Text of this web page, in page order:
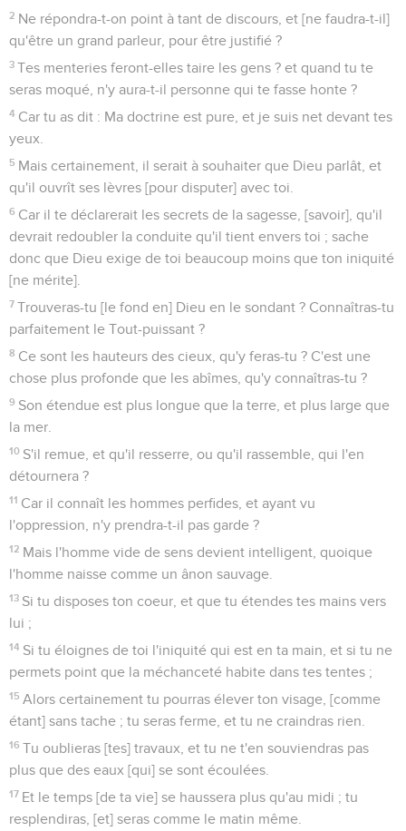
2 Ne répondra-t-on point à tant de discours, et [ne faudra-t-il]
qu'être un grand parleur, pour être justifié ?
3 Tes menteries feront-elles taire les gens ? et quand tu te
seras moqué, n'y aura-t-il personne qui te fasse honte ?
4 Car tu as dit : Ma doctrine est pure, et je suis net devant tes
yeux.
5 Mais certainement, il serait à souhaiter que Dieu parlât, et
qu'il ouvrît ses lèvres [pour disputer] avec toi.
6 Car il te déclarerait les secrets de la sagesse, [savoir], qu'il
devrait redoubler la conduite qu'il tient envers toi ; sache
donc que Dieu exige de toi beaucoup moins que ton iniquité
[ne mérite].
7 Trouveras-tu [le fond en] Dieu en le sondant ? Connaîtras-tu
parfaitement le Tout-puissant ?
8 Ce sont les hauteurs des cieux, qu'y feras-tu ? C'est une
chose plus profonde que les abîmes, qu'y connaîtras-tu ?
9 Son étendue est plus longue que la terre, et plus large que
la mer.
10 S'il remue, et qu'il resserre, ou qu'il rassemble, qui l'en
détournera ?
11 Car il connaît les hommes perfides, et ayant vu
l'oppression, n'y prendra-t-il pas garde ?
12 Mais l'homme vide de sens devient intelligent, quoique
l'homme naisse comme un ânon sauvage.
13 Si tu disposes ton coeur, et que tu étendes tes mains vers
lui ;
14 Si tu éloignes de toi l'iniquité qui est en ta main, et si tu ne
permets point que la méchanceté habite dans tes tentes ;
15 Alors certainement tu pourras élever ton visage, [comme
étant] sans tache ; tu seras ferme, et tu ne craindras rien.
16 Tu oublieras [tes] travaux, et tu ne t'en souviendras pas
plus que des eaux [qui] se sont écoulées.
17 Et le temps [de ta vie] se haussera plus qu'au midi ; tu
resplendiras, [et] seras comme le matin même.